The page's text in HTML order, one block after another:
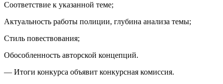
Соответствие к указанной теме;
Актуальность работы полиции, глубина анализа темы;
Стиль повествования;
Обособленность авторской концепций.
— Итоги конкурса объявит конкурсная комиссия.